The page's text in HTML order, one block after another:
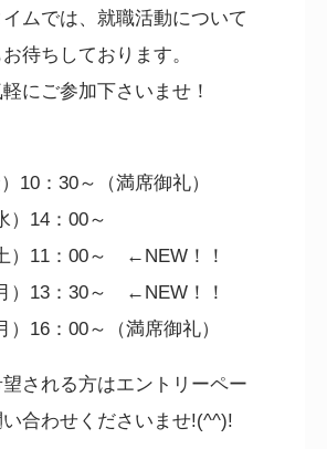
ムでは、就職活動について
待ちしております。
にご参加下さいませ！
10：30～（満席御礼）
）14：00～
）11：00～ ←NEW！！
）13：30～ ←NEW！！
）16：00～（満席御礼）
される方はエントリーペー
合わせくださいませ!(^^)!